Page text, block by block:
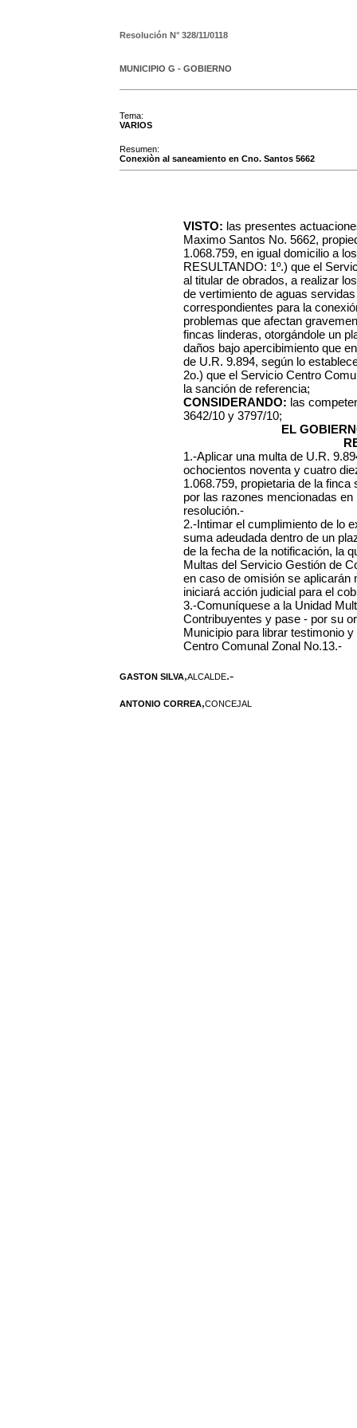
Resolución N° 328/11/0118
MUNICIPIO G - GOBIERNO
Tema:
VARIOS
Resumen:
Conexiòn al saneamiento en Cno. Santos 5662
VISTO: las presentes
Maximo Santos No. 5662,
1.068.759, en igual domicilio a
RESULTANDO: 1º.) que el
al titular de obrados, a realizar
de vertimiento de aguas
correspondientes para la
problemas que afectan
fincas linderas, otorgándole un
daños bajo apercibimiento que
de U.R. 9.894, según lo
2o.) que el Servicio Centro
la sanción de referencia;
CONSIDERANDO: las
3642/10 y 3797/10;
EL
1.-Aplicar una multa de U.R.
ochocientos noventa y cuatro
1.068.759, propietaria de la
por las razones mencionadas
resolución.-
2.-Intimar el cumplimiento de lo
suma adeudada dentro de un
de la fecha de la notificación, la
Multas del Servicio Gestión de
en caso de omisión se
iniciará acción judicial para el
3.-Comuníquese a la Unidad
Contribuyentes y pase - por su
Municipio para librar testimonio
Centro Comunal Zonal No.13.-
GASTON SILVA,ALCALDE.-
ANTONIO CORREA,CONCEJAL